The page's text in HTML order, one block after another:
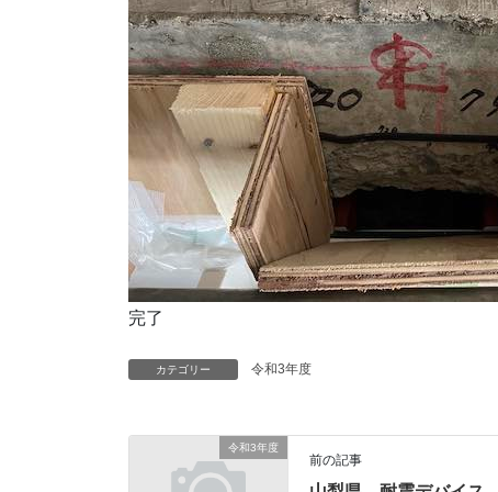
完了
カテゴリー 令和3年度
令和3年度
前の記事